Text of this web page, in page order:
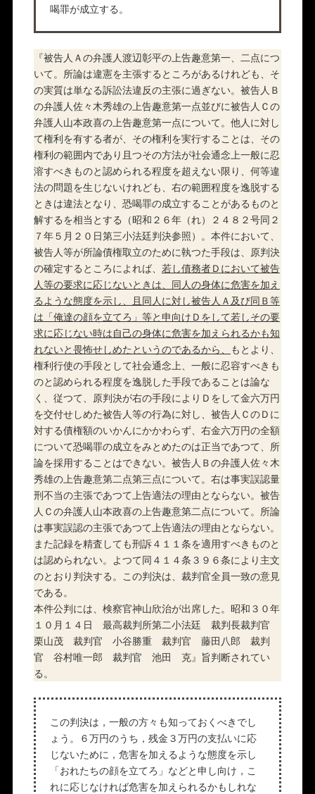
喝罪が成立する。
『被告人Ａの弁護人渡辺彰平の上告趣意第一、二点につ
いて。所論は違憲を主張するところがあるけれども、そ
の実質は単なる訴訟法違反の主張に過ぎない。被告人Ｂ
の弁護人佐々木秀雄の上告趣意第一点並びに被告人Ｃの
弁護人山本政喜の上告趣意第一点について。他人に対し
て権利を有する者が、その権利を実行することは、その
権利の範囲内であり且つその方法が社会通念上一般に忍
溶すべきものと認められる程度を超えない限り、何等違
法の問題を生じないけれども、右の範囲程度を逸脱する
ときは違法となり、恐喝罪の成立することがあるものと
解するを相当とする（昭和２６年（れ）２４８２号同２
７年５月２０日第三小法廷判決参照）。本件において、
被告人等が所論債権取立のために執つた手段は、原判決
の確定するところによれば、 若し債務者Ｄにおいて被告
人等の要求に応じないときは、同人の身体に危害を加え
るような態度を示し、且同人に対し被告人Ａ及び同Ｂ等
は「俺達の顔を立てろ」等と申向けＤをして若しその要
求に応じない時は自己の身体に危害を加えられるかも知
れないと畏怖せしめたというのであるから、
もとより、
権利行使の手段として社会通念上、一般に忍容すべきも
のと認められる程度を逸脱した手段であることは論な
く、従つて、原判決が右の手段によりＤをして金六万円
を交付せしめた被告人等の行為に対し、被告人ＣのＤに
対する債権額のいかんにかかわらず、右金六万円の全額
について恐喝罪の成立をみとめたのは正当であつて、所
論を採用することはできない。被告人Ｂの弁護人佐々木
秀雄の上告趣意第二点第三点について。右は事実誤認量
刑不当の主張であつて上告適法の理由とならない。被告
人Ｃの弁護人山本政喜の上告趣意第二点について。所論
は事実誤認の主張であつて上告適法の理由とならない。
また記録を精査しても刑訴４１１条を適用すべきものと
は認められない。よつて同４１４条３９６条により主文
のとおり判決する。この判決は、裁判官全員一致の意見
である。
本件公判には、検察官神山欣治が出席した。昭和３０年
１０月１４日 最高裁判所第二小法廷 裁判長裁判官
栗山茂 裁判官 小谷勝重 裁判官 藤田八郎 裁判
官 谷村唯一郎 裁判官 池田 克』旨判断されてい
る。
この判決は，一般の方々も知っておくべきでし
ょう。６万円のうち，残金３万円の支払いに応
じないために，危害を加えるような態度を示し
「おれたちの顔を立てろ」などと申し向け，こ
れに応じなければ危害を加えられるかもしれな